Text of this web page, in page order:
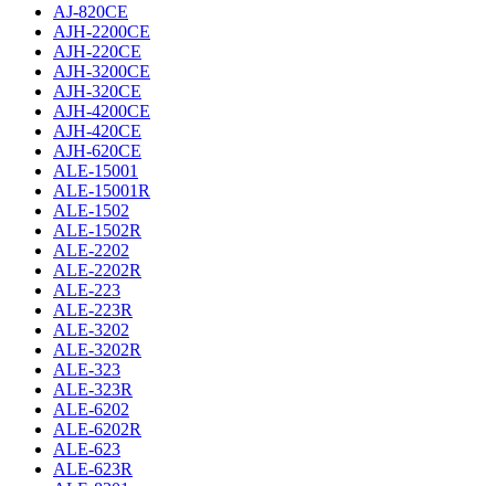
AJ-820CE
AJH-2200CE
AJH-220CE
AJH-3200CE
AJH-320CE
AJH-4200CE
AJH-420CE
AJH-620CE
ALE-15001
ALE-15001R
ALE-1502
ALE-1502R
ALE-2202
ALE-2202R
ALE-223
ALE-223R
ALE-3202
ALE-3202R
ALE-323
ALE-323R
ALE-6202
ALE-6202R
ALE-623
ALE-623R